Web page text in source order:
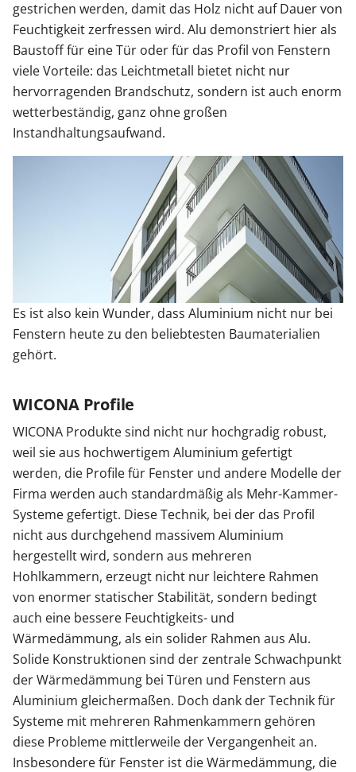
gestrichen werden, damit das Holz nicht auf Dauer von
Feuchtigkeit zerfressen wird. Alu demonstriert hier als
Baustoff für eine Tür oder für das Profil von Fenstern
viele Vorteile: das Leichtmetall bietet nicht nur
hervorragenden Brandschutz, sondern ist auch enorm
wetterbeständig, ganz ohne großen
Instandhaltungsaufwand.
Es ist also kein Wunder, dass Aluminium nicht nur bei
Fenstern heute zu den beliebtesten Baumaterialien
gehört.
WICONA Profile
WICONA Produkte sind nicht nur hochgradig robust,
weil sie aus hochwertigem Aluminium gefertigt
werden, die Profile für Fenster und andere Modelle der
Firma werden auch standardmäßig als Mehr-Kammer-
Systeme gefertigt. Diese Technik, bei der das Profil
nicht aus durchgehend massivem Aluminium
hergestellt wird, sondern aus mehreren
Hohlkammern, erzeugt nicht nur leichtere Rahmen
von enormer statischer Stabilität, sondern bedingt
auch eine bessere Feuchtigkeits- und
Wärmedämmung, als ein solider Rahmen aus Alu.
Solide Konstruktionen sind der zentrale Schwachpunkt
der Wärmedämmung bei Türen und Fenstern aus
Aluminium gleichermaßen. Doch dank der Technik für
Systeme mit mehreren Rahmenkammern gehören
diese Probleme mittlerweile der Vergangenheit an.
Insbesondere für Fenster ist die Wärmedämmung, die